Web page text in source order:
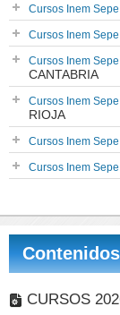
Cursos Inem
Cursos Inem
Cursos Inem
CANTABRIA
Cursos Inem
RIOJA
Cursos Inem
Cursos Inem
CURSOS